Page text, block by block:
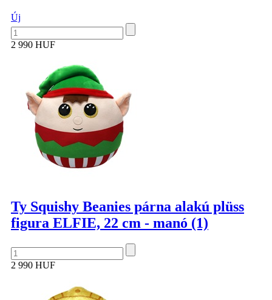
Új
2 990 HUF
Ty Squishy Beanies párna alakú plüss
figura ELFIE, 22 cm - manó (1)
2 990 HUF